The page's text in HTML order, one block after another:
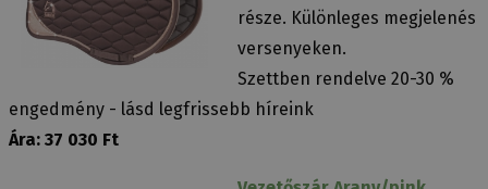
része. Különleges megjelenés
versenyeken.
Szettben rendelve 20-30 %
engedmény - lásd legfrissebb híreink
Ára: 37 030 Ft